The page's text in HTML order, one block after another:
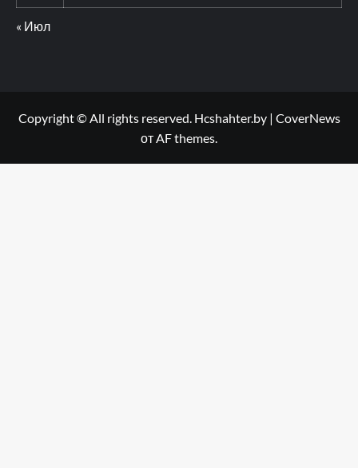
« Июл
Copyright © All rights reserved. Hcshahter.by | CoverNews
от AF themes.